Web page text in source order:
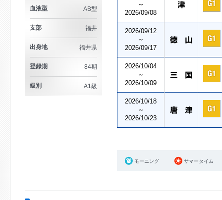
血液型 AB型
支部 福井
出身地 福井県
登録期 84期
級別 A1級
～
2026/09/08
2026/09/12
～
2026/09/17
2026/10/04
～
2026/10/09
2026/10/18
～
2026/10/23
モーニング サマータイム